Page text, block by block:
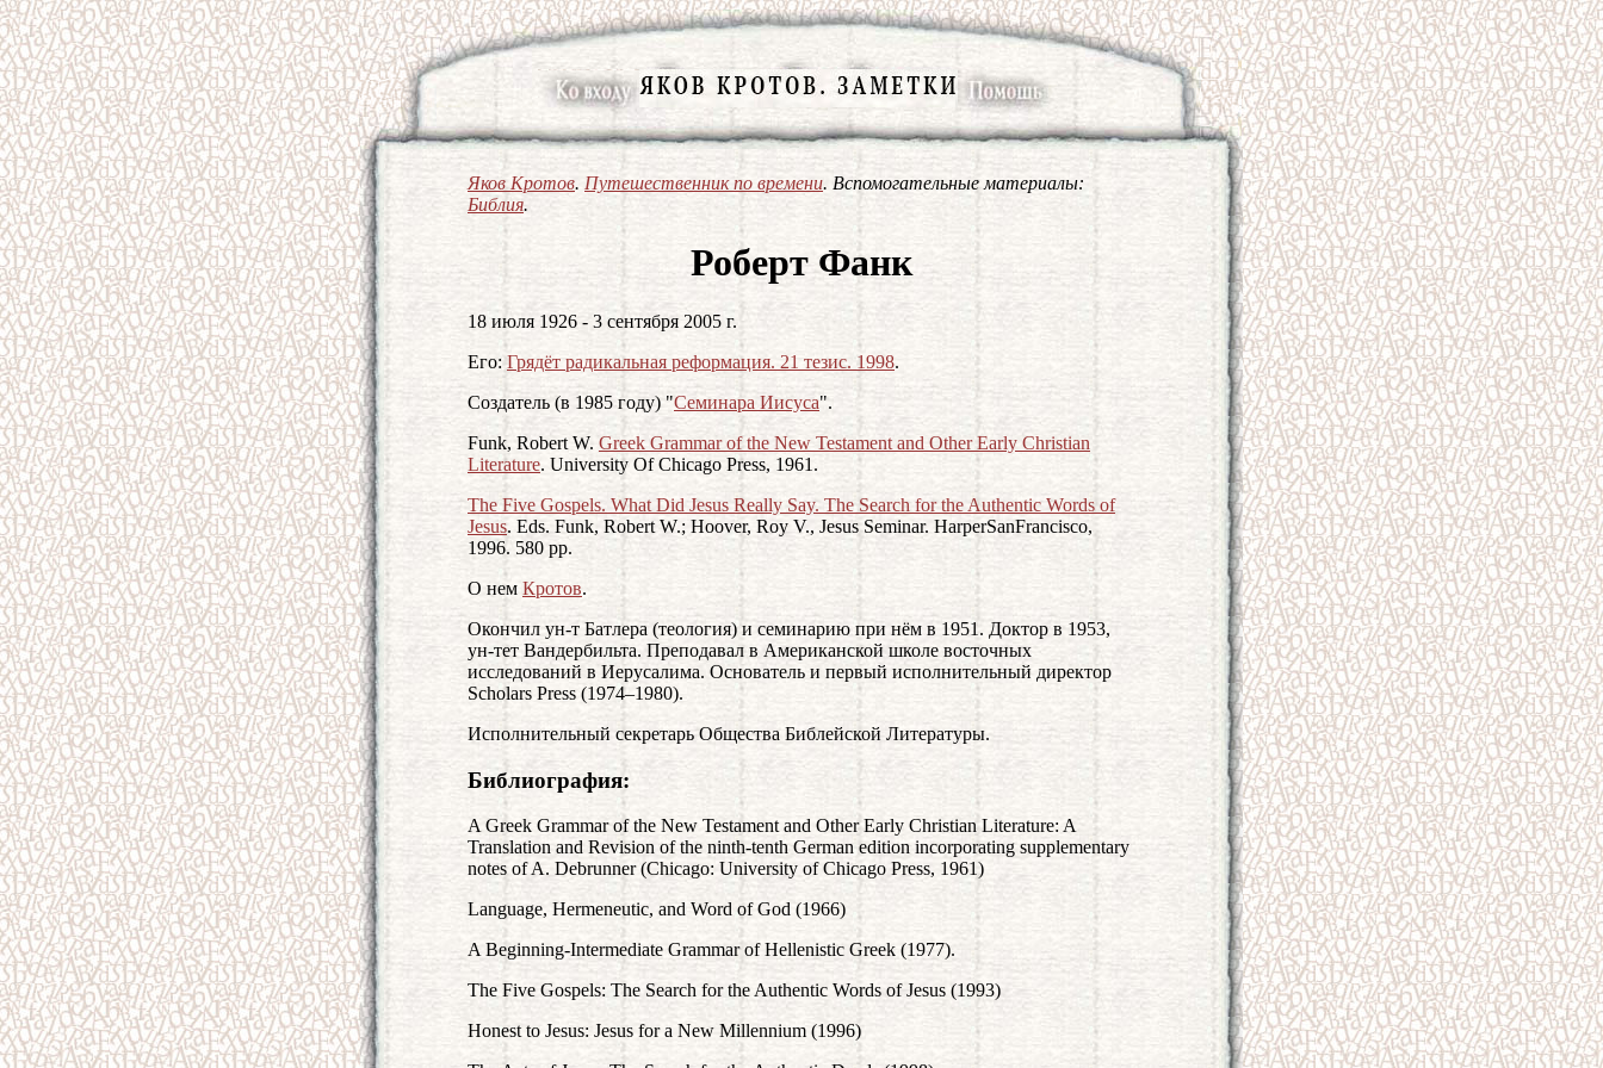
Яков Кротов. Путешественник по времени. Вспомогательные материалы:
Библия.
Роберт Фанк
18 июля 1926 - 3 сентября 2005 г.
Его:Грядёт радикальная реформация. 21 тезис. 1998.
Создатель (в 1985 году) "Семинара Иисуса".
Funk, Robert W. Greek Grammar of the New Testament and Other Early Christian
Literature. University Of Chicago Press, 1961.
The Five Gospels. What Did Jesus Really Say. The Search for the Authentic Words of
Jesus. Eds. Funk, Robert W.; Hoover, Roy V., Jesus Seminar. HarperSanFrancisco,
1996. 580 pp.
О нем Кротов.
Окончил ун-т Батлера (теология) и семинарию при нём в 1951. Доктор в 1953,
ун-тет Вандербильта. Преподавал в Американской школе восточных
исследований в Иерусалима. Основатель и первый исполнительный директор
Scholars Press (1974–1980).
Исполнительный секретарь Общества Библейской Литературы.
Библиография:
A Greek Grammar of the New Testament and Other Early Christian Literature: A
Translation and Revision of the ninth-tenth German edition incorporating supplementary
notes of A. Debrunner (Chicago: University of Chicago Press, 1961)
Language, Hermeneutic, and Word of God (1966)
A Beginning-Intermediate Grammar of Hellenistic Greek (1977).
The Five Gospels: The Search for the Authentic Words of Jesus (1993)
Honest to Jesus: Jesus for a New Millennium (1996)